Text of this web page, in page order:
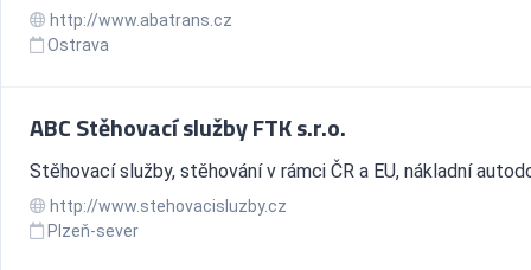
http://www.abatrans.cz
Ostrava
ABC Stěhovací služby FTK s.r.o.
Stěhovací služby, stěhování v rámci ČR a EU, nákladní
http://www.stehovacisluzby.cz
Plzeň-sever